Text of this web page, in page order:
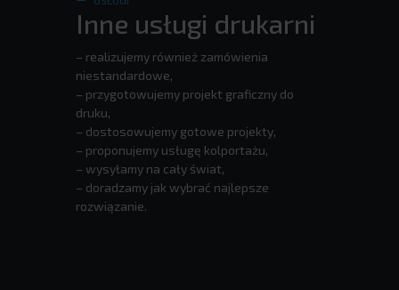
Inne usługi drukarni
– realizujemy również zamówienia
niestandardowe,
– przygotowujemy projekt graficzny do
druku,
– dostosowujemy gotowe projekty,
– proponujemy usługę kolportażu,
– wysyłamy na cały świat,
– doradzamy jak wybrać najlepsze
rozwiązanie.